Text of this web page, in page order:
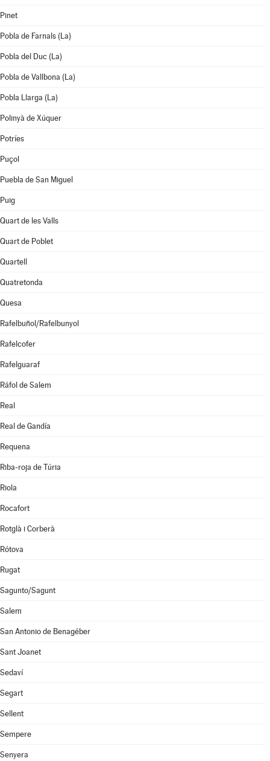
Pinet
Pobla de Farnals (La)
Pobla del Duc (La)
Pobla de Vallbona (La)
Pobla Llarga (La)
Polinyà de Xúquer
Potríes
Puçol
Puebla de San Miguel
Puig
Quart de les Valls
Quart de Poblet
Quartell
Quatretonda
Quesa
Rafelbuñol/Rafelbunyol
Rafelcofer
Rafelguaraf
Ráfol de Salem
Real
Real de Gandía
Requena
Riba-roja de Túria
Riola
Rocafort
Rotglà i Corberà
Rótova
Rugat
Sagunto/Sagunt
Salem
San Antonio de Benagéber
Sant Joanet
Sedaví
Segart
Sellent
Sempere
Senyera